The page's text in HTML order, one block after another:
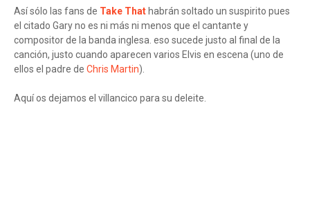
Así sólo las fans de Take That habrán soltado un suspirito pues
el citado Gary no es ni más ni menos que el cantante y
compositor de la banda inglesa. eso sucede justo al final de la
canción, justo cuando aparecen varios Elvis en escena (uno de
ellos el padre de Chris Martin).
Aquí os dejamos el villancico para su deleite.